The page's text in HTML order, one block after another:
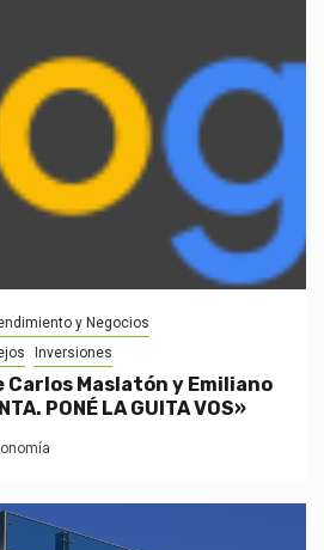
y Negocios
Inversiones
Maslatón y Emiliano
PONÉ LA GUITA VOS»